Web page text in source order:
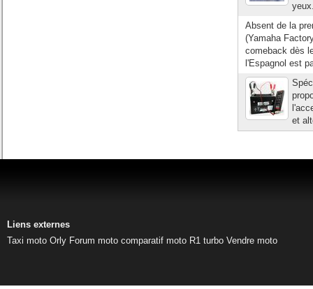
Absent de la
(Yamaha
comeback dès
l'Espagnol est
et
Liens externes
Taxi moto Orly Forum moto comparatif moto R1 turbo Vendre moto